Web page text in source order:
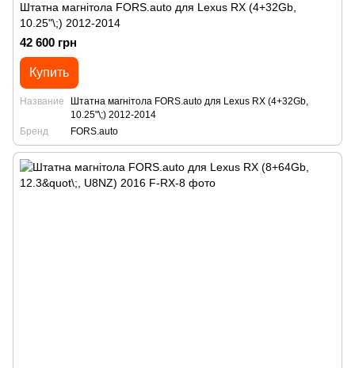
Штатна магнітола FORS.auto для Lexus RX (4+32Gb,
10.25"\;) 2012-2014
42 600 грн
Купить
Название
Штатна магнітола FORS.auto для Lexus RX (4+32Gb,
10.25"\;) 2012-2014
Бренд
FORS.auto